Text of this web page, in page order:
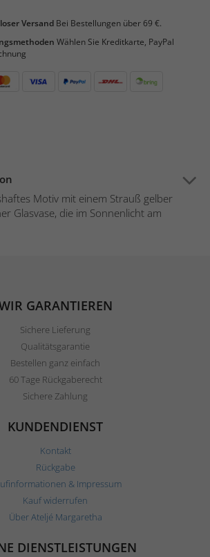
Versand Bei Bestellungen über 69 €.
Wählen Sie Kreditkarte, PayPal
Motiv mit einem Strauß gelber
Glasvase, die im Sonnenlicht am
GARANTIEREN
Sichere Lieferung
Qualitätsgarantie
Bestellen ganz einfach
60 Tage Rückgaberecht
Sichere Zahlung
KUNDENDIENST
Kontakt
Rückgabe
& Impressum
Kauf widerrufen
Über Ateljé Margaretha
DIENSTLEISTUNGEN